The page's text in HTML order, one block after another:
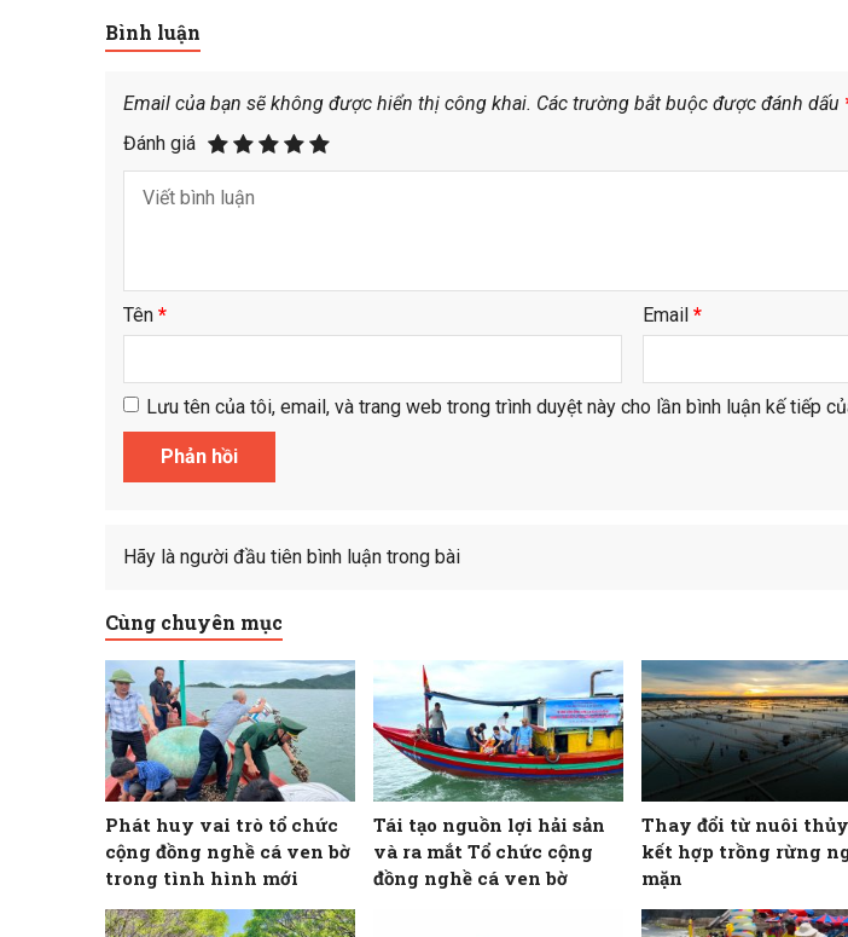
Bình luận
Email của bạn sẽ không được hiển thị công khai. Các trường bắt buộc được đánh dấu
Đánh giá
Tên * Email*
Lưu tên của tôi, email, và trang web trong trình duyệt này cho lần bình luận kế tiếp
Hãy là người đầu tiên bình luận trong bài
Cùng chuyên mục
Phát huy vai trò tổ chức
cộng đồng nghề cá ven bờ
trong tình hình mới
Tái tạo nguồn lợi hải sản
và ra mắt Tổ chức cộng
đồng nghề cá ven bờ
Thay đổi từ nuôi
kết hợp trồng rừng
mặn